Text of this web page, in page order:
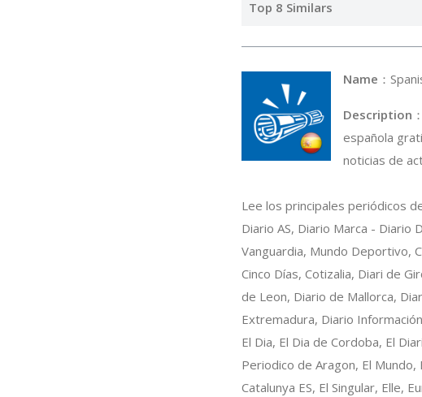
Top 8 Similars
Name ：
Description
española
noticias de
Lee los principales periódicos
Diario AS, Diario Marca - Diario
Vanguardia, Mundo Deportivo,
Cinco Días, Cotizalia, Diari de
de Leon, Diario de Mallorca,
Extremadura, Diario
El Dia, El Dia de Cordoba, El
Periodico de Aragon, El Mundo,
Catalunya ES, El Singular, Elle,